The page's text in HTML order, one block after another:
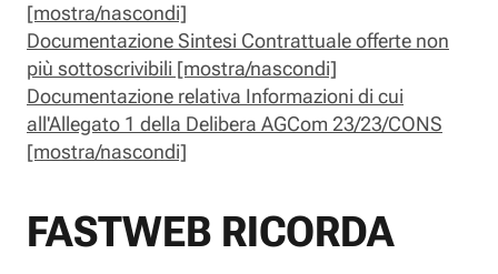
[mostra/nascondi]
Documentazione Sintesi Contrattuale offerte non
più sottoscrivibili [mostra/nascondi]
Documentazione relativa Informazioni di cui
all'Allegato 1 della Delibera AGCom 23/23/CONS
[mostra/nascondi]
FASTWEB RICORDA